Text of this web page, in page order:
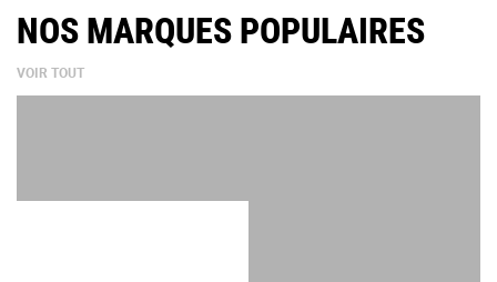
NOS MARQUES POPULAIRES
VOIR TOUT